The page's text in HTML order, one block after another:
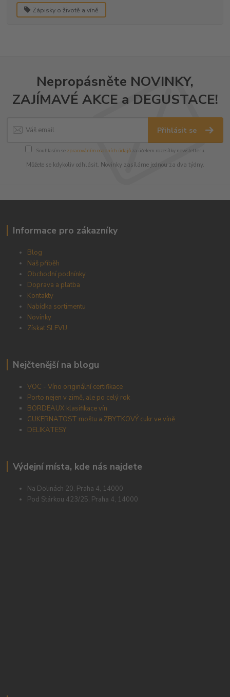
Zápisky o životě a víně
Nepropásněte NOVINKY,
ZAJÍMAVÉ AKCE a DEGUSTACE!
Přihlásit se
Souhlasím se zpracováním osobních údajůza účelem rozesílky newsletteru.
Můžete se kdykoliv odhlásit. Novinky zasíláme jednou za dva týdny.
Informace pro zákazníky
Blog
Náš příběh
Obchodní podnínky
Doprava a platba
Kontakty
Nabídka sortimentu
Novinky
Získat SLEVU
Nejčtenější na blogu
VOC - Víno originální certifikace
Porto nejen v zimě, ale po celý rok
BORDEAUX klasifikace vín
CUKERNATOST moštu a ZBYTKOVÝ cukr ve víně
DELIKATESY
Výdejní místa, kde nás najdete
Na Dolinách 20, Praha 4, 14000
Pod Stárkou 423/25, Praha 4, 14000